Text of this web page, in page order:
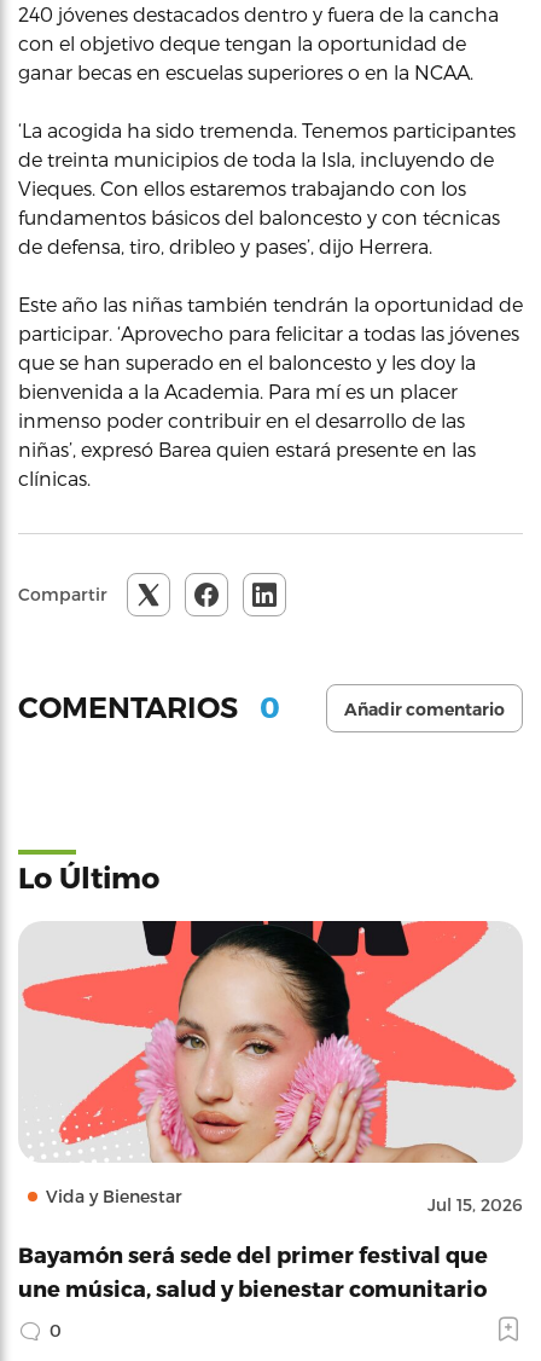
240 jóvenes destacados dentro y fuera de la cancha
con el objetivo deque tengan la oportunidad de
ganar becas en escuelas superiores o en la NCAA.
‘La acogida ha sido tremenda. Tenemos participantes
de treinta municipios de toda la Isla, incluyendo de
Vieques. Con ellos estaremos trabajando con los
fundamentos básicos del baloncesto y con técnicas
de defensa, tiro, dribleo y pases’, dijo Herrera.
Este año las niñas también tendrán la oportunidad de
participar. ‘Aprovecho para felicitar a todas las jóvenes
que se han superado en el baloncesto y les doy la
bienvenida a la Academia. Para mí es un placer
inmenso poder contribuir en el desarrollo de las
niñas’, expresó Barea quien estará presente en las
clínicas.
Compartir
COMENTARIOS 0 Añadir comentario
Lo Último
Vida y Bienestar Jul 15, 2026
Bayamón será sede del primer festival que
une música, salud y bienestar comunitario
0